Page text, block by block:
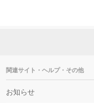
関連サイト・ヘルプ・その他
お知らせ